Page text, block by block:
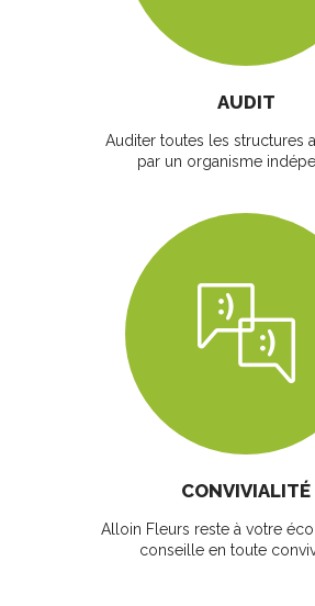
AUDIT
Auditer toutes les structures
par un organisme
CONVIVIALITÉ
Alloin Fleurs reste à votre
conseille en toute